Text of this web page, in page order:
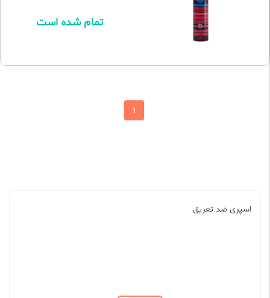
تمام شده است
1
اسپری ضد تعریق